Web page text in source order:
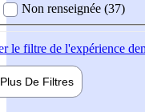
Non renseignée (37)
le filtre de l'expérience
Plus De Filtres